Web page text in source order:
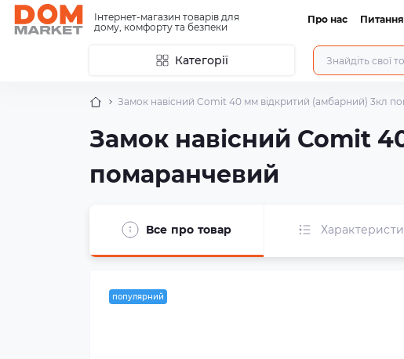
Інтернет-магазин товарів для
дому, комфорту та безпеки
Про нас Питання
Категорії
Замок навісний Comit 40 мм відкритий (амбарний) 3кл
Замок навісний Comit
помаранчевий
Все про товар
популярний